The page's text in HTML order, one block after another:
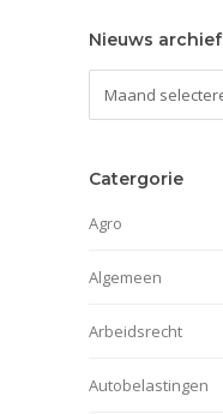
Nieuws archief
Catergorie
Agro
Algemeen
Arbeidsrecht
Autobelastingen